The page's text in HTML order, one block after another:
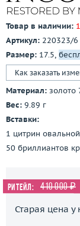
Товар в наличии:
Артикул: 220323/6
Размер: 17.5,
Как заказать
Материал: золото
Вес: 9.89 г
Вставки:
1 цитрин
50 бриллиантов
Ритейл: 410 000 ₽
Старая цена у